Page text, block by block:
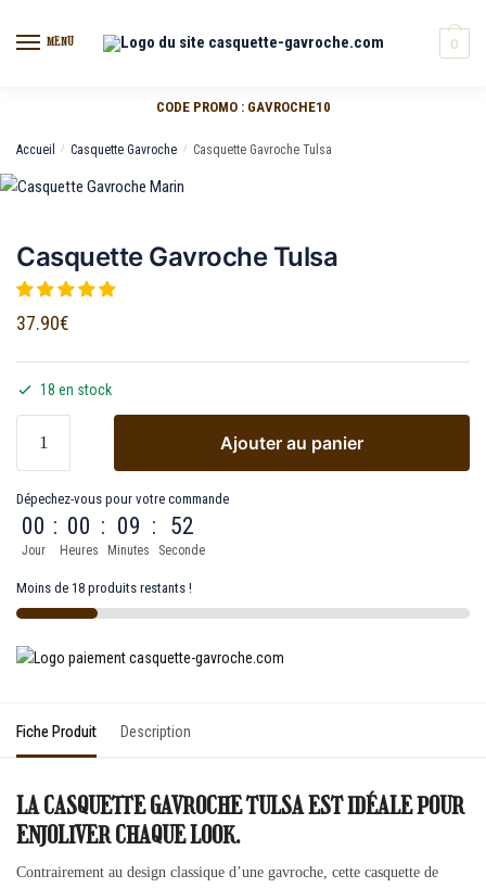
MENU 0
CODE PROMO : GAVROCHE10
Accueil / Casquette Gavroche / Casquette Gavroche Tulsa
Casquette Gavroche Tulsa
37.90€
18 en stock
Ajouter au panier
Dépechez-vous pour votre commande
00
Jour
: 00
Heures
: 09
Minutes
: 52
Seconde
Moins de 18 produits restants !
Fiche Produit Description
LA CASQUETTE GAVROCHE TULSA EST IDÉALE POUR
ENJOLIVER CHAQUE LOOK.
Contrairement au design classique d’une gavroche, cette casquette de